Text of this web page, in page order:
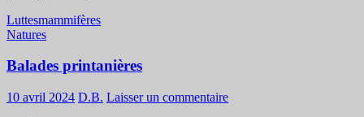
Luttesmammifères
Natures
Balades printanières
10 avril 2024 D.B. Laisser un commentaire